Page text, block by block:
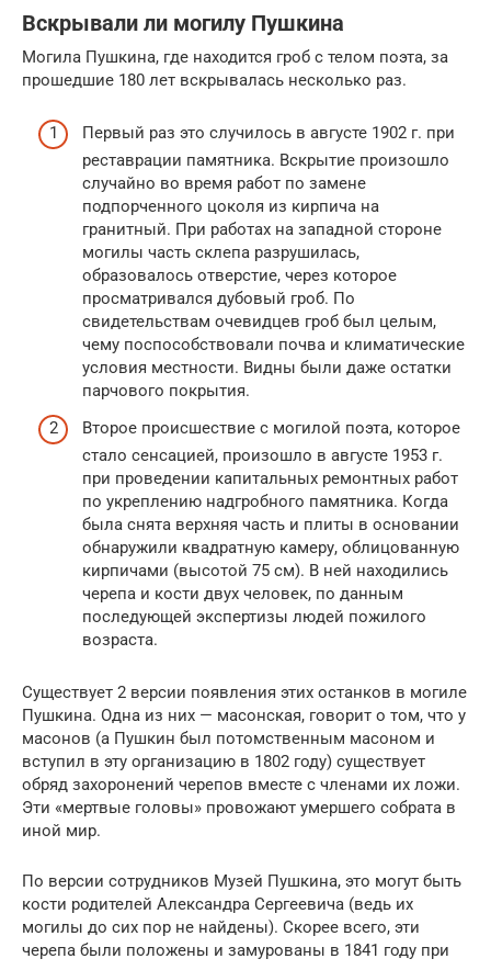
Вскрывали ли могилу Пушкина
Могила Пушкина, где находится гроб с телом поэта, за
прошедшие 180 лет вскрывалась несколько раз.
Первый раз это случилось в августе 1902 г. при
реставрации памятника. Вскрытие произошло
случайно во время работ по замене
подпорченного цоколя из кирпича на
гранитный. При работах на западной стороне
могилы часть склепа разрушилась,
образовалось отверстие, через которое
просматривался дубовый гроб. По
свидетельствам очевидцев гроб был целым,
чему поспособствовали почва и климатические
условия местности. Видны были даже остатки
парчового покрытия.
Второе происшествие с могилой поэта, которое
стало сенсацией, произошло в августе 1953 г.
при проведении капитальных ремонтных работ
по укреплению надгробного памятника. Когда
была снята верхняя часть и плиты в основании
обнаружили квадратную камеру, облицованную
кирпичами (высотой 75 см). В ней находились
черепа и кости двух человек, по данным
последующей экспертизы людей пожилого
возраста.
Существует 2 версии появления этих останков в могиле
Пушкина. Одна из них — масонская, говорит о том, что у
масонов (а Пушкин был потомственным масоном и
вступил в эту организацию в 1802 году) существует
обряд захоронений черепов вместе с членами их ложи.
Эти «мертвые головы» провожают умершего собрата в
иной мир.
По версии сотрудников Музей Пушкина, это могут быть
кости родителей Александра Сергеевича (ведь их
могилы до сих пор не найдены). Скорее всего, эти
черепа были положены и замурованы в 1841 году при